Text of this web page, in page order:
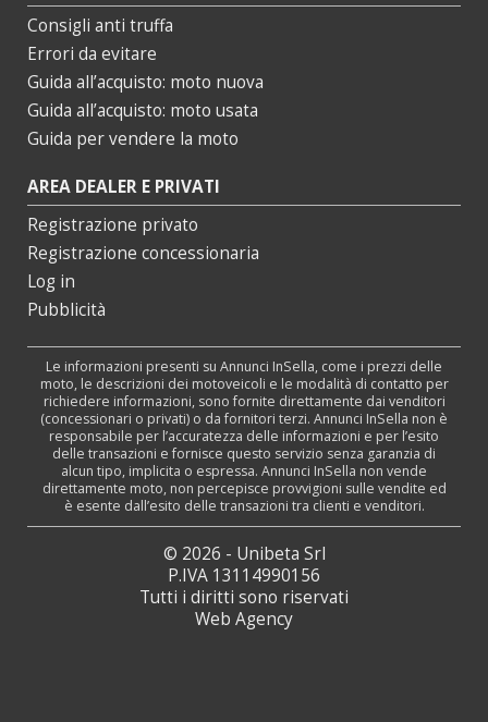
Consigli anti truffa
Errori da evitare
Guida all’acquisto: moto nuova
Guida all’acquisto: moto usata
Guida per vendere la moto
AREA DEALER E PRIVATI
Registrazione privato
Registrazione concessionaria
Log in
Pubblicità
Le informazioni presenti su Annunci InSella, come i prezzi delle
moto, le descrizioni dei motoveicoli e le modalità di contatto per
richiedere informazioni, sono fornite direttamente dai venditori
(concessionari o privati) o da fornitori terzi. Annunci InSella non è
responsabile per l’accuratezza delle informazioni e per l’esito
delle transazioni e fornisce questo servizio senza garanzia di
alcun tipo, implicita o espressa. Annunci InSella non vende
direttamente moto, non percepisce provvigioni sulle vendite ed
è esente dall’esito delle transazioni tra clienti e venditori.
© 2026 - Unibeta Srl
P.IVA 13114990156
Tutti i diritti sono riservati
Web Agency